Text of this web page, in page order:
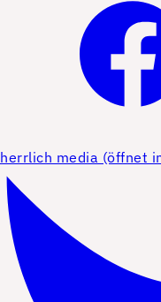
herrlich media (öffnet